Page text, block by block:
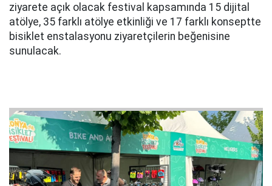
ziyarete açık olacak festival kapsamında 15 dijital
atölye, 35 farklı atölye etkinliği ve 17 farklı konseptte
bisiklet enstalasyonu ziyaretçilerin beğenisine
sunulacak.